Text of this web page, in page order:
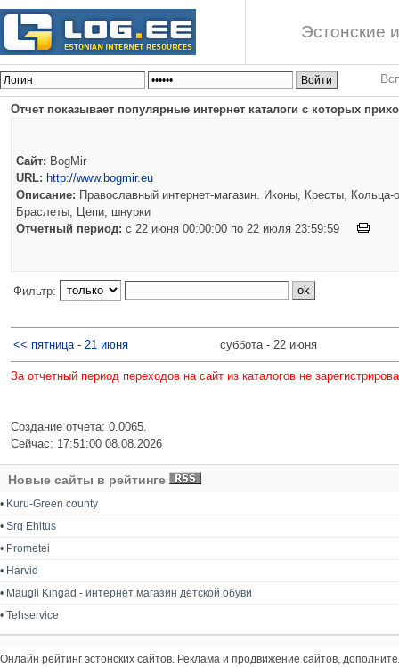
Эстонские
Отчет показывает популярные интернет каталоги с которых
Сайт: BogMir
URL: http://www.bogmir.eu
Описание: Православный интернет-магазин. Иконы, Кресты, Кольца-
Браслеты, Цепи, шнурки
Отчетный период: c 22 июня 00:00:00 по 22 июля 23:59:59
Фильтр:
<< пятница - 21 июня суббота - 22 июня
За отчетный период переходов на сайт из каталогов не
Создание отчета: 0.0065.
Сейчас: 17:51:00 08.08.2026
Новые сайты в рейтинге
• Kuru-Green county
• Srg Ehitus
• Prometei
• Harvid
• Maugli Kingad - интернет магазин детской обуви
• Tehservice
Онлайн рейтинг эстонских сайтов. Реклама и продвижение сайтов,